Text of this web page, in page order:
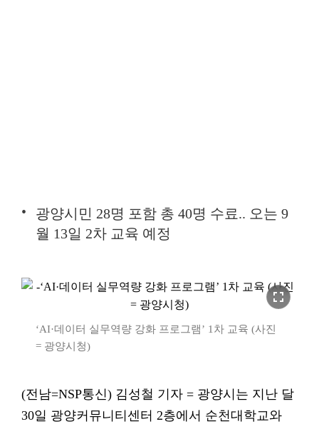
광양시민 28명 포함 총 40명 수료.. 오는 9
월 13일 2차 교육 예정
fullscreen
‘AI·데이터 실무역량 강화 프로그램’ 1차 교육 (사진
= 광양시청)
(전남=NSP통신) 김성철 기자 = 광양시는 지난 달
30일 광양커뮤니티센터 2층에서 순천대학교와